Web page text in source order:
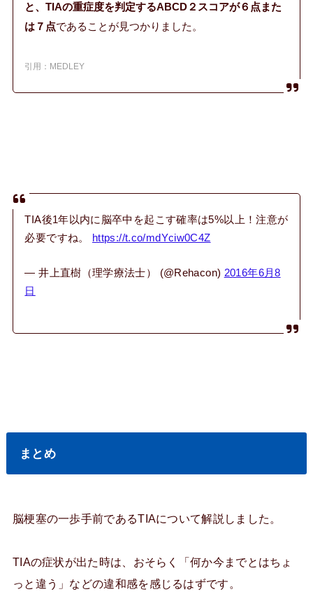
と、TIAの重症度を判定するABCD２スコアが６点また
は７点であることが見つかりました。
引用：MEDLEY
TIA後1年以内に脳卒中を起こす確率は5%以上！注意が
必要ですね。
https://t.co/mdYciw0C4Z
— 井上直樹（理学療法士） (@Rehacon) 2016年6月8
日
まとめ
脳梗塞の一歩手前であるTIAについて解説しました。
TIAの症状が出た時は、おそらく「何か今までとはちょ
っと違う」などの違和感を感じるはずです。